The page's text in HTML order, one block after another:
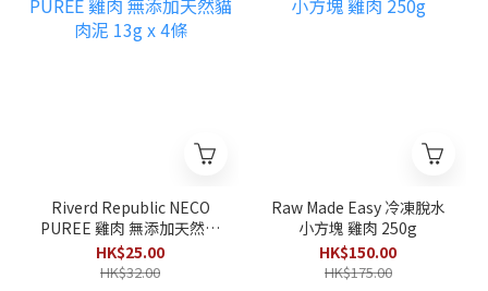
Riverd Republic NECO
PUREE 雞肉 無添加天然貓
肉泥 13g x 4條
HK$25.00
HK$32.00
Raw Made Easy 冷凍脫水
小方塊 雞肉 250g
HK$150.00
HK$175.00